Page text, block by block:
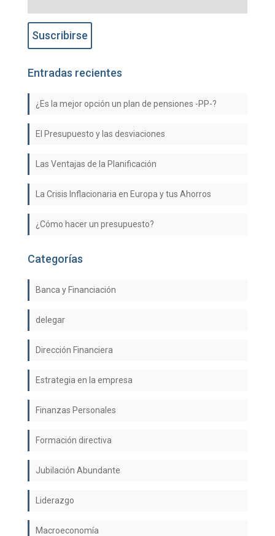
Entradas recientes
¿Es la mejor opción un plan de pensiones -PP-?
El Presupuesto y las desviaciones
Las Ventajas de la Planificación
La Crisis Inflacionaria en Europa y tus Ahorros
¿Cómo hacer un presupuesto?
Categorías
Banca y Financiación
delegar
Dirección Financiera
Estrategia en la empresa
Finanzas Personales
Formación directiva
Jubilación Abundante
Liderazgo
Macroeconomía